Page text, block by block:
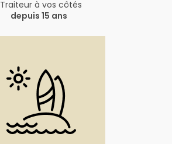
Traiteur à vos côtés
depuis 15 ans